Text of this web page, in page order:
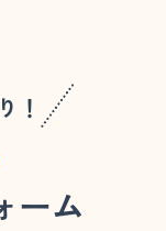
！
ーム